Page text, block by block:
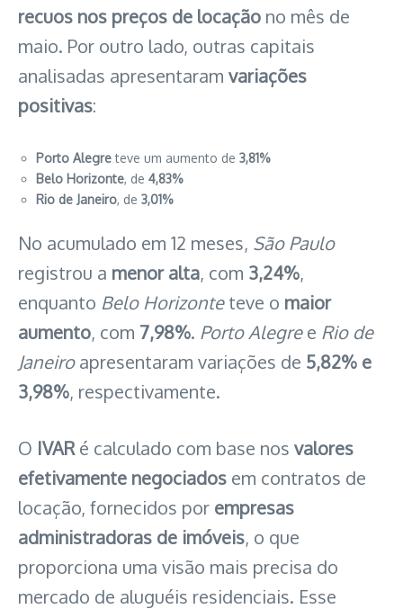
recuos nos preços de locação no mês de
maio. Por outro lado, outras capitais
analisadas apresentaram variações
positivas:
Porto Alegreteve um aumento de 3,81%
Belo Horizonte, de 4,83%
Rio de Janeiro, de 3,01%
No acumulado em 12 meses, São Paulo
registrou a menor alta, com 3,24%,
enquanto Belo Horizonteteve o maior
aumento, com 7,98%. Porto Alegree Rio de
Janeiroapresentaram variações de 5,82% e
3,98%, respectivamente.
O IVAR é calculado com base nos valores
efetivamente negociados em contratos de
locação, fornecidos por empresas
administradoras de imóveis, o que
proporciona uma visão mais precisa do
mercado de aluguéis residenciais. Esse